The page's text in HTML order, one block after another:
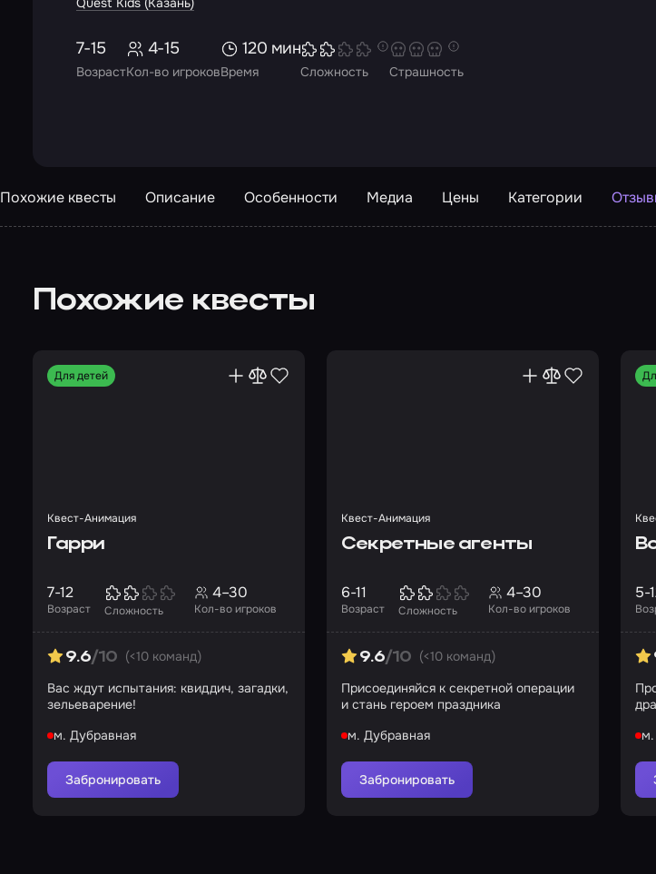
Возраст
7-15
Кол-во игроков
4-15
Время
120 мин
Сложность Страшность
Похожие квесты Описание Особенности Медиа Цены Категории
Похожие квесты
Для детей
Квест-Анимация
Гарри
Возраст
7-12
Сложность Кол-во игроков
4–30
9.6/10 (<10 команд)
Вас ждут испытания: квиддич, загадки,
зельеварение!
м. Дубравная
Забронировать
Квест-Анимация
Секретные агенты
Возраст
6-11
Сложность Кол-во игроков
4–30
9.6/10 (<10 команд)
Присоединяйся к секретной операции
и стань героем праздника
м. Дубравная
Забронировать
5-